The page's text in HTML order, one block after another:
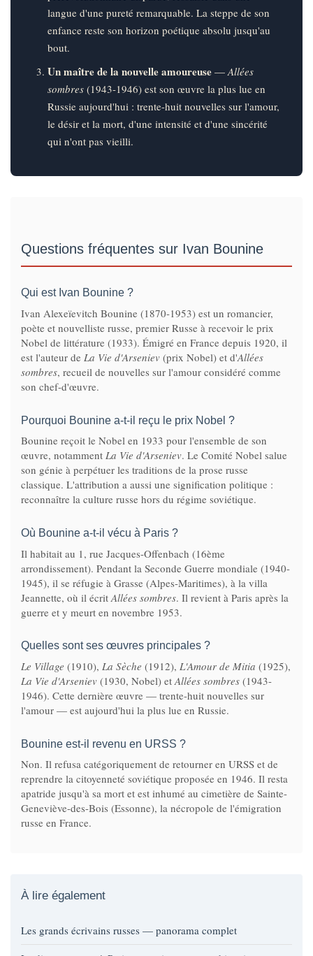
langue d'une pureté remarquable. La steppe de son
enfance reste son horizon poétique absolu jusqu'au
bout.
Un maître de la nouvelle amoureuse— Allées
sombres(1943-1946) est son œuvre la plus lue en
Russie aujourd'hui : trente-huit nouvelles sur l'amour,
le désir et la mort, d'une intensité et d'une sincérité
qui n'ont pas vieilli.
Questions fréquentes sur Ivan Bounine
Qui est Ivan Bounine ?
Ivan Alexeïevitch Bounine (1870-1953) est un romancier,
poète et nouvelliste russe, premier Russe à recevoir le prix
Nobel de littérature (1933). Émigré en France depuis 1920, il
est l'auteur de La Vie d'Arseniev (prix Nobel) et d'Allées
sombres, recueil de nouvelles sur l'amour considéré comme
son chef-d'œuvre.
Pourquoi Bounine a-t-il reçu le prix Nobel ?
Bounine reçoit le Nobel en 1933 pour l'ensemble de son
œuvre, notamment La Vie d'Arseniev. Le Comité Nobel salue
son génie à perpétuer les traditions de la prose russe
classique. L'attribution a aussi une signification politique :
reconnaître la culture russe hors du régime soviétique.
Où Bounine a-t-il vécu à Paris ?
Il habitait au 1, rue Jacques-Offenbach (16ème
arrondissement). Pendant la Seconde Guerre mondiale (1940-
1945), il se réfugie à Grasse (Alpes-Maritimes), à la villa
Jeannette, où il écrit Allées sombres. Il revient à Paris après la
guerre et y meurt en novembre 1953.
Quelles sont ses œuvres principales ?
Le Village (1910), La Sèche (1912), L'Amour de Mitia (1925),
La Vie d'Arseniev (1930, Nobel) etAllées sombres (1943-
1946). Cette dernière œuvre — trente-huit nouvelles sur
l'amour — est aujourd'hui la plus lue en Russie.
Bounine est-il revenu en URSS ?
Non. Il refusa catégoriquement de retourner en URSS et de
reprendre la citoyenneté soviétique proposée en 1946. Il resta
apatride jusqu'à sa mort et est inhumé au cimetière de Sainte-
Geneviève-des-Bois (Essonne), la nécropole de l'émigration
russe en France.
À lire également
Les grands écrivains russes — panorama complet